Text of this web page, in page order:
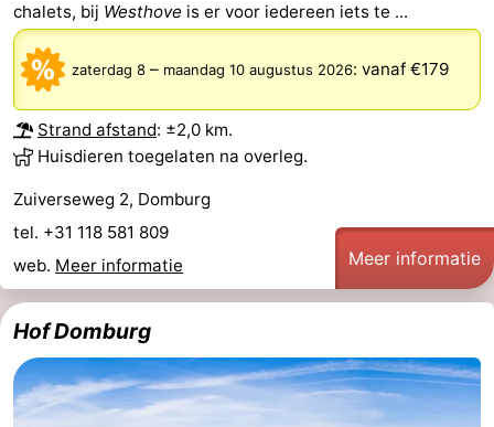
Fietsen
-
Wandelen
Paardrijden
-
Maneges
-
Golfbanen
Eten
en
drinken
Ringrijden
Mondriaan
Toorop
chalets, bij Westhove is er voor iedereen iets te ...
zaterdag 8 – maandag 10 augustus 2026: vanaf €179
Strand afstand: ±2,0 km.
Huisdieren toegelaten na overleg.
Zuiverseweg 2, Domburg
tel. +31 118 581 809
web. Meer informatie Meer informatie
Hof Domburg